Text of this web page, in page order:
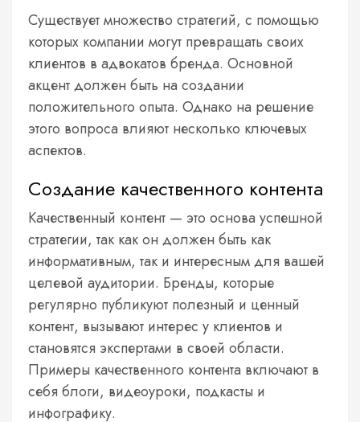
Существует множество стратегий, с помощью
которых компании могут превращать своих
клиентов в адвокатов бренда. Основной
акцент должен быть на создании
положительного опыта. Однако на решение
этого вопроса влияют несколько ключевых
аспектов.
Создание качественного контента
Качественный контент — это основа успешной
стратегии, так как он должен быть как
информативным, так и интересным для вашей
целевой аудитории. Бренды, которые
регулярно публикуют полезный и ценный
контент, вызывают интерес у клиентов и
становятся экспертами в своей области.
Примеры качественного контента включают в
себя блоги, видеоуроки, подкасты и
инфографику.